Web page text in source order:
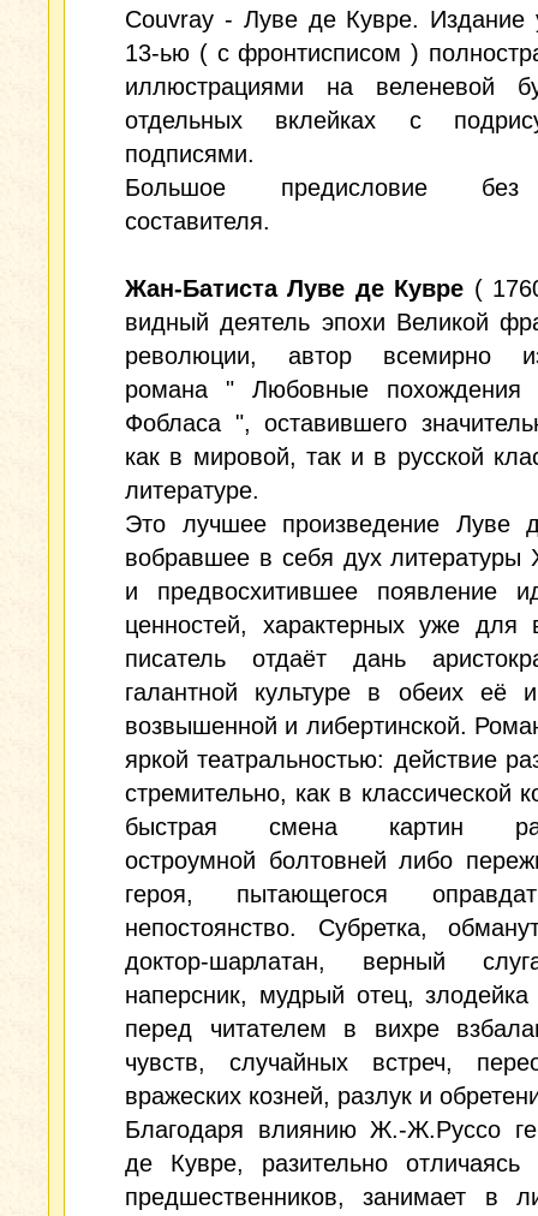
Couvray - Луве де Кувре. Издание
13-ью ( с фронтисписом )
иллюстрациями на веленевой
отдельных вклейках с
подписями.
Большое предисловие
составителя.
Жан-Батиста Луве де Кувре (
видный деятель эпохи Великой
революции, автор всемирно
романа " Любовные похождения
Фобласа ", оставившего
как в мировой, так и в русской
литературе.
Это лучшее произведение Луве
вобравшее в себя дух литературы
и предвосхитившее появление
ценностей, характерных уже для
писатель отдаёт дань
галантной культуре в обеих её
возвышенной и либертинской.
яркой театральностью: действие
стремительно, как в классической
быстрая смена картин
остроумной болтовней либо
героя, пытающегося
непостоянство. Субретка,
доктор-шарлатан, верный
наперсник, мудрый отец, злодейка
перед читателем в вихре
чувств, случайных встреч,
вражеских козней, разлук и
Благодаря влиянию Ж.-Ж.Руссо
де Кувре, разительно отличаясь
предшественников, занимает в